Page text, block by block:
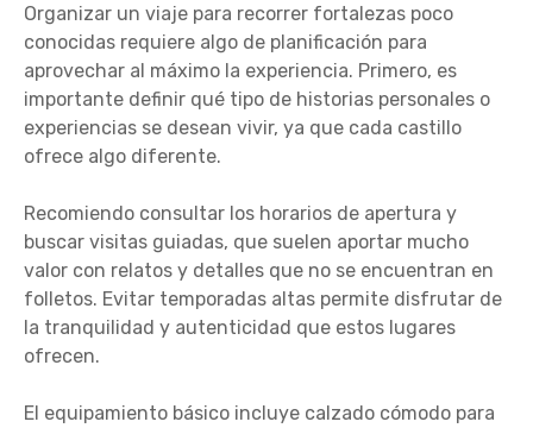
Organizar un viaje para recorrer fortalezas poco
conocidas requiere algo de planificación para
aprovechar al máximo la experiencia. Primero, es
importante definir qué tipo de historias personales o
experiencias se desean vivir, ya que cada castillo
ofrece algo diferente.
Recomiendo consultar los horarios de apertura y
buscar visitas guiadas, que suelen aportar mucho
valor con relatos y detalles que no se encuentran en
folletos. Evitar temporadas altas permite disfrutar de
la tranquilidad y autenticidad que estos lugares
ofrecen.
El equipamiento básico incluye calzado cómodo para